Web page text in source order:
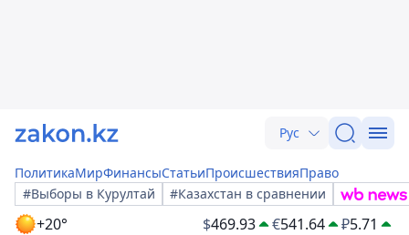
Рус
ПолитикаМирФинансыСтатьиПроисшествияПраво
#Выборы в Курултай
#Казахстан в сравнении
+20° $469.93 €541.64 ₽5.71